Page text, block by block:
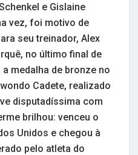
e Gislaine
vez, foi motivo de
seu treinador, Alex
no último final de
medalha de bronze no
Cadete, realizado
disputadíssima com
brilhou: venceu o
Unidos e chegou à
pelo atleta do